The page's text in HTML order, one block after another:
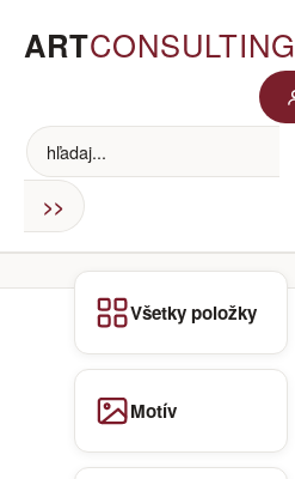
ARTCONSULTING
Všetky položky
Motív